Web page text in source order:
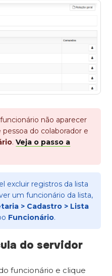
não aparecer
do colaborador e
.Veja o passo a
excluir registros da lista
um funcionário da lista,
> Cadastro > Lista
Funcionário.
do servidor
funcionário e clique